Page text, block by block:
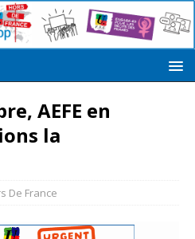
AEFE en
la
De France